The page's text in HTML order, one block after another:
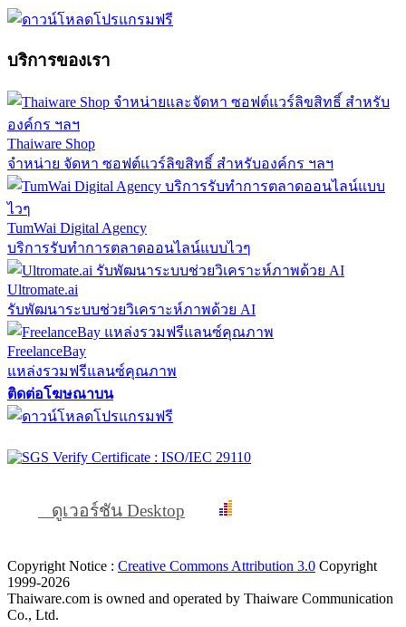
บริการของเรา
Thaiware Shop
จำหน่าย จัดหา ซอฟต์แวร์ลิขสิทธิ์ สำหรับองค์กร ฯลฯ
TumWai Digital Agency
บริการรับทำการตลาดออนไลน์แบบไวๆ
Ultromate.ai
รับพัฒนาระบบช่วยวิเคราะห์ภาพด้วย AI
FreelanceBay
แหล่งรวมฟรีแลนซ์คุณภาพ
ติดต่อโฆษณาบน
ดูเวอร์ชัน Desktop
Copyright Notice : Creative Commons Attribution 3.0 Copyright
1999-2026
Thaiware.com is owned and operated by Thaiware Communication
Co., Ltd.